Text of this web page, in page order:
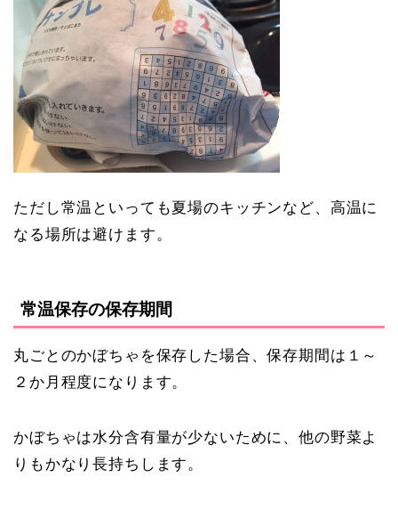
ただし常温といっても夏場のキッチンなど、高温に
なる場所は避けます。
常温保存の保存期間
丸ごとのかぼちゃを保存した場合、保存期間は１～
２か月程度になります。
かぼちゃは水分含有量が少ないために、他の野菜よ
りもかなり長持ちします。